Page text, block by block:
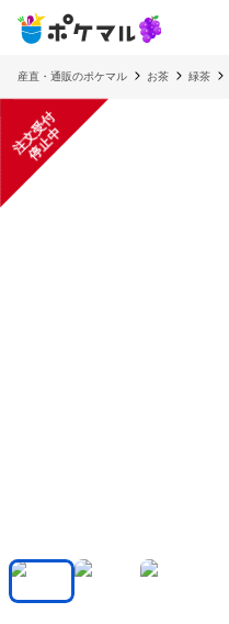
産直・通販のポケマル お茶 緑茶
注
文
受
付
停
止
中